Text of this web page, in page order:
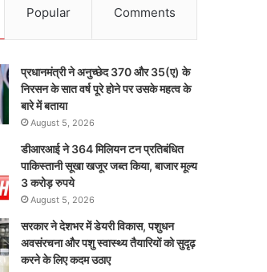
Popular Comments
प्रधानमंत्री ने अनुच्छेद 370 और 35(ए) के
निरसन के सात वर्ष पूरे होने पर उसके महत्व के
बारे में बताया
August 5, 2026
डीआरआई ने 364 मिलियन टन प्रतिबंधित
पाकिस्तानी सूखा खजूर जब्त किया, बाजार मूल्य
3 करोड़ रुपये
August 5, 2026
सरकार ने देशभर में डेयरी विकास, पशुधन
अवसंरचना और पशु स्वास्थ्य तैयारियों को सुदृढ़
करने के लिए कदम उठाए